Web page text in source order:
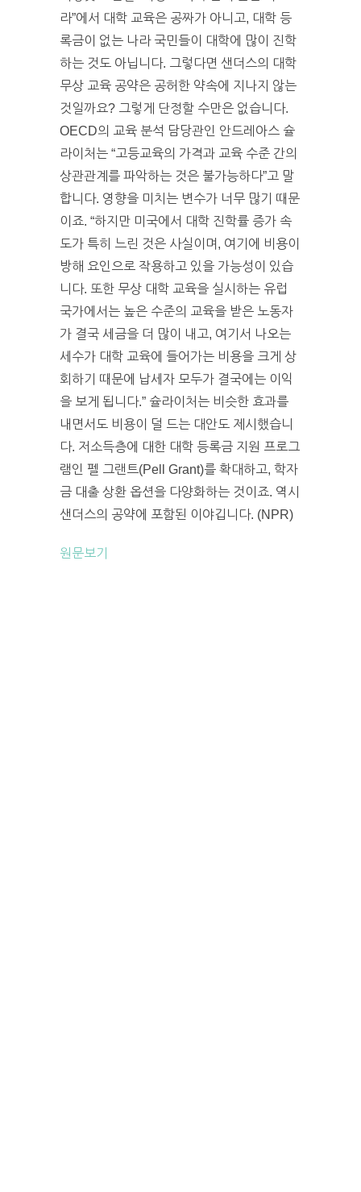
라”에서 대학 교육은 공짜가 아니고, 대학 등
록금이 없는 나라 국민들이 대학에 많이 진학
하는 것도 아닙니다. 그렇다면 샌더스의 대학
무상 교육 공약은 공허한 약속에 지나지 않는
것일까요? 그렇게 단정할 수만은 없습니다.
OECD의 교육 분석 담당관인 안드레아스 슐
라이처는 “고등교육의 가격과 교육 수준 간의
상관관계를 파악하는 것은 불가능하다”고 말
합니다. 영향을 미치는 변수가 너무 많기 때문
이죠. “하지만 미국에서 대학 진학률 증가 속
도가 특히 느린 것은 사실이며, 여기에 비용이
방해 요인으로 작용하고 있을 가능성이 있습
니다. 또한 무상 대학 교육을 실시하는 유럽
국가에서는 높은 수준의 교육을 받은 노동자
가 결국 세금을 더 많이 내고, 여기서 나오는
세수가 대학 교육에 들어가는 비용을 크게 상
회하기 때문에 납세자 모두가 결국에는 이익
을 보게 됩니다.” 슐라이처는 비슷한 효과를
내면서도 비용이 덜 드는 대안도 제시했습니
다. 저소득층에 대한 대학 등록금 지원 프로그
램인 펠 그랜트(Pell Grant)를 확대하고, 학자
금 대출 상환 옵션을 다양화하는 것이죠. 역시
샌더스의 공약에 포함된 이야깁니다. (NPR)
원문보기